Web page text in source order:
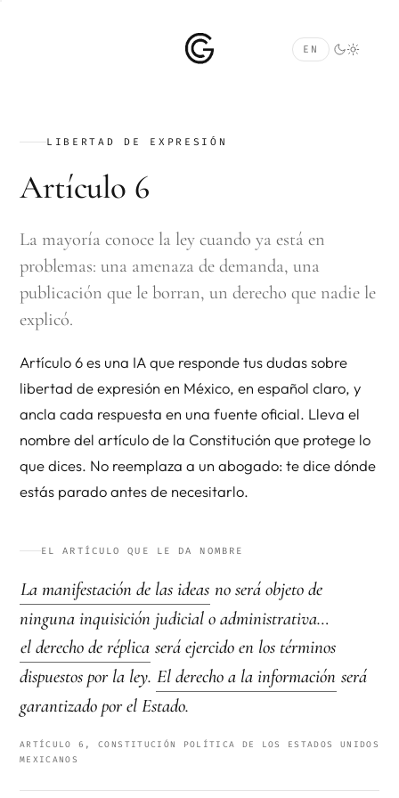
EN
LIBERTAD DE EXPRESIÓN
Artículo 6
La mayoría conoce la ley cuando ya está en
problemas: una amenaza de demanda, una
publicación que le borran, un derecho que nadie le
explicó.
Artículo 6 es una IA que responde tus dudas sobre
libertad de expresión en México, en español claro, y
ancla cada respuesta en una fuente oficial. Lleva el
nombre del artículo de la Constitución que protege lo
que dices. No reemplaza a un abogado: te dice dónde
estás parado antes de necesitarlo.
EL ARTÍCULO QUE LE DA NOMBRE
La manifestación de las ideas no será objeto de
ninguna inquisición judicial o administrativa…
el derecho de réplica será ejercido en los términos
dispuestos por la ley. El derecho a la información será
garantizado por el Estado.
ARTÍCULO 6, CONSTITUCIÓN POLÍTICA DE LOS ESTADOS UNIDOS
MEXICANOS